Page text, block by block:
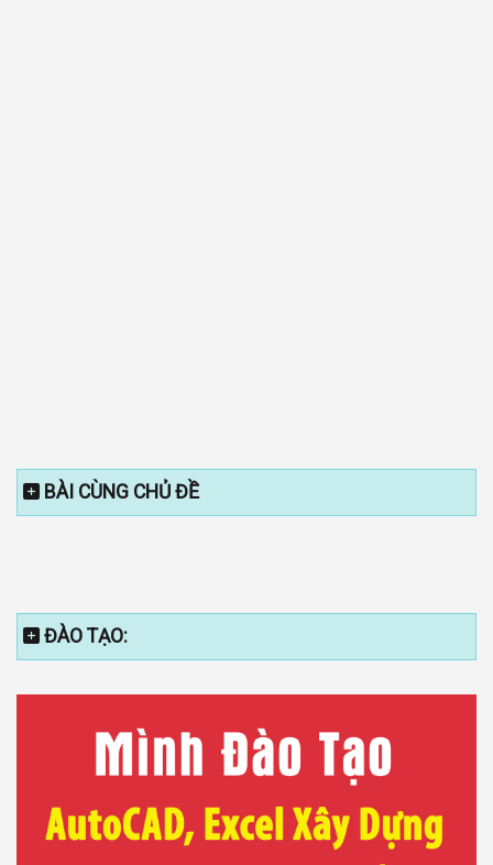
BÀI CÙNG CHỦ ĐỀ
ĐÀO TẠO: